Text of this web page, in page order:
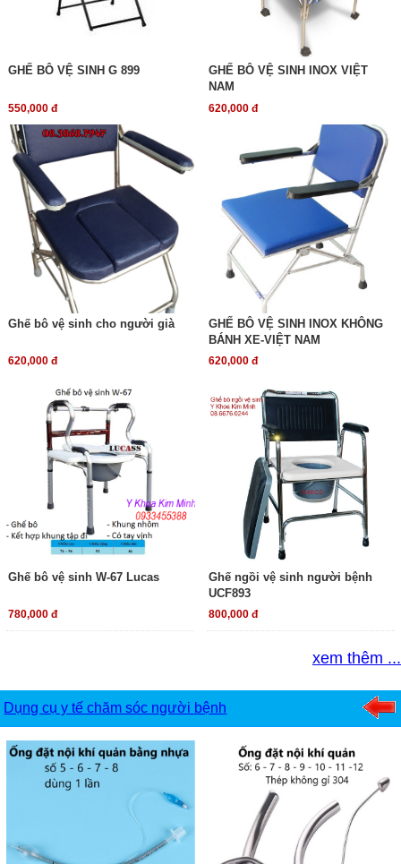
GHẾ BÔ VỆ SINH G 899
550,000 đ
GHẾ BÔ VỆ SINH INOX VIỆT
NAM
620,000 đ
Ghế bô vệ sinh cho người già
620,000 đ
GHẾ BÔ VỆ SINH INOX KHÔNG
BÁNH XE-VIỆT NAM
620,000 đ
Ghế bô vệ sinh W-67 Lucas
780,000 đ
Ghế ngồi vệ sinh người bệnh
UCF893
800,000 đ
xem thêm ...
Dụng cụ y tế chăm sóc người bệnh